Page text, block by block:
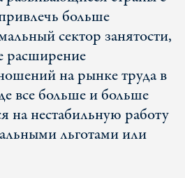
больше
сектор занятости,
расширение
на рынке труда в
все больше и больше
на нестабильную работу
льготами или